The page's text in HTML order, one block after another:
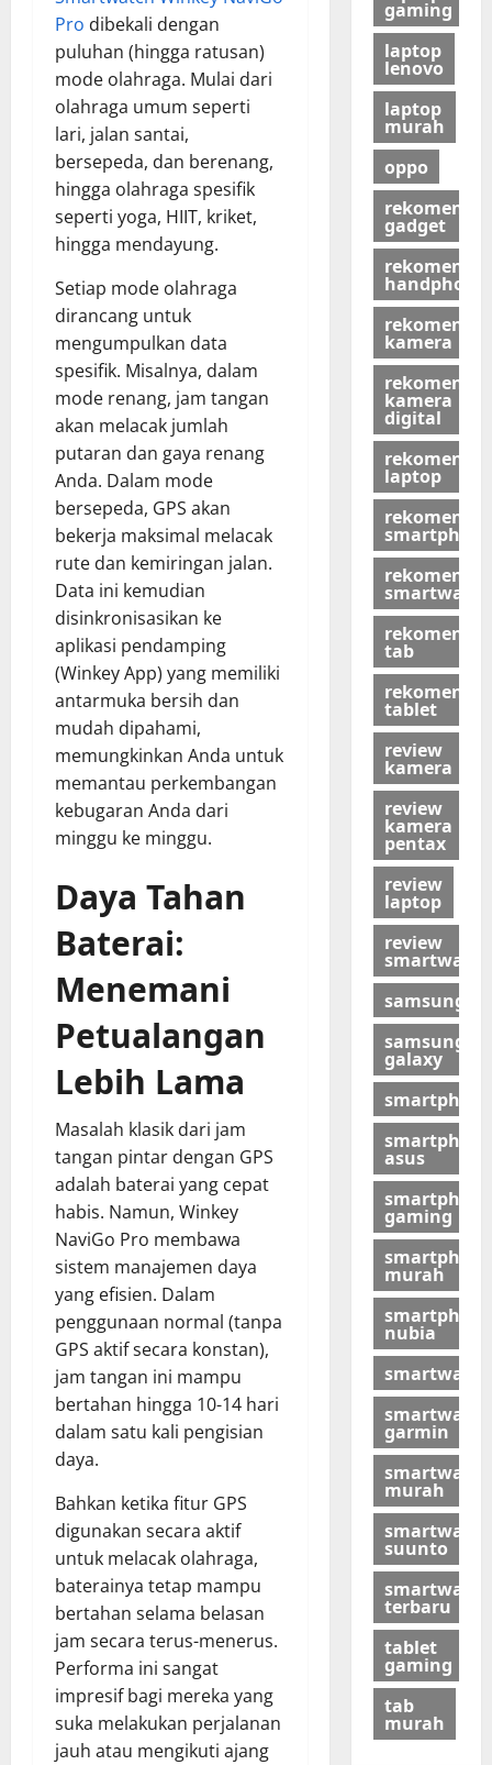
Pro dibekali dengan
puluhan (hingga ratusan)
mode olahraga. Mulai dari
olahraga umum seperti
lari, jalan santai,
bersepeda, dan berenang,
hingga olahraga spesifik
seperti yoga, HIIT, kriket,
hingga mendayung.
Setiap mode olahraga
dirancang untuk
mengumpulkan data
spesifik. Misalnya, dalam
mode renang, jam tangan
akan melacak jumlah
putaran dan gaya renang
Anda. Dalam mode
bersepeda, GPS akan
bekerja maksimal melacak
rute dan kemiringan jalan.
Data ini kemudian
disinkronisasikan ke
aplikasi pendamping
(Winkey App) yang memiliki
antarmuka bersih dan
mudah dipahami,
memungkinkan Anda untuk
memantau perkembangan
kebugaran Anda dari
minggu ke minggu.
Daya Tahan
Baterai:
Menemani
Petualangan
Lebih Lama
Masalah klasik dari jam
tangan pintar dengan GPS
adalah baterai yang cepat
habis. Namun, Winkey
NaviGo Pro membawa
sistem manajemen daya
yang efisien. Dalam
penggunaan normal (tanpa
GPS aktif secara konstan),
jam tangan ini mampu
bertahan hingga 10-14 hari
dalam satu kali pengisian
daya.
Bahkan ketika fitur GPS
digunakan secara aktif
untuk melacak olahraga,
baterainya tetap mampu
bertahan selama belasan
jam secara terus-menerus.
Performa ini sangat
impresif bagi mereka yang
suka melakukan perjalanan
jauh atau mengikuti ajang
gaming
laptop
lenovo
laptop
murah
oppo
gadget
handphone
kamera
kamera
digital
laptop
smartphone
smartwatch
tab
tablet
review
kamera
review
kamera
pentax
review
laptop
review
smartwatch
samsung
samsung
galaxy
smartphone
smartphone
asus
smartphone
gaming
smartphone
murah
smartphone
nubia
smartwatch
smartwatch
garmin
smartwatch
murah
smartwatch
suunto
smartwatch
terbaru
tablet
gaming
tab
murah